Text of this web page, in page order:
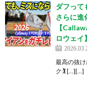
ダフって
さらに進
【
ロウェイ】
最高の抜
ク🏌️ […][…]